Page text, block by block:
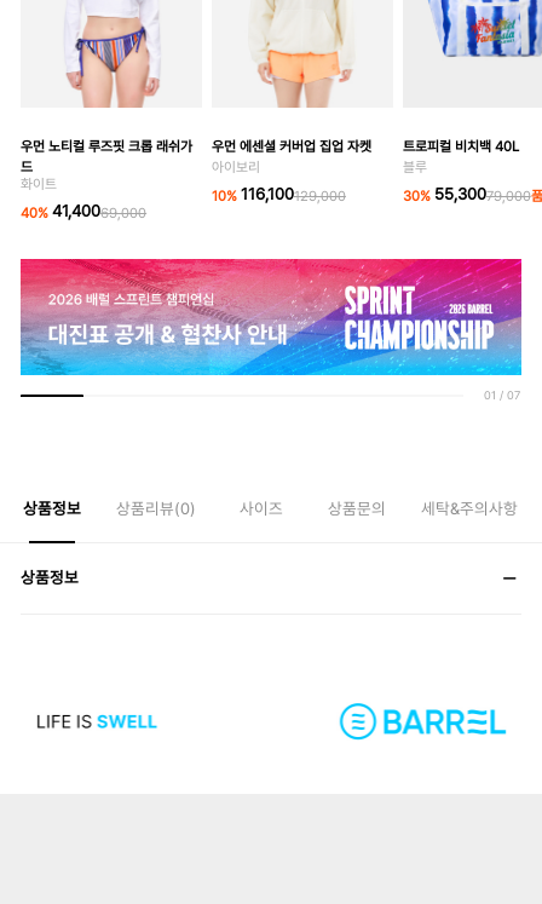
우먼 노티컬 루즈핏 크롭 래쉬가
드
화이트
40% 41,40069,000
우먼 에센셜 커버업 집업 자켓
아이보리
10% 116,100129,000
트로피컬 비치백 40L
블루
30% 55,30079,000
01 / 07
상품정보 상품리뷰(0) 사이즈 상품문의 세탁&주의사항
상품정보